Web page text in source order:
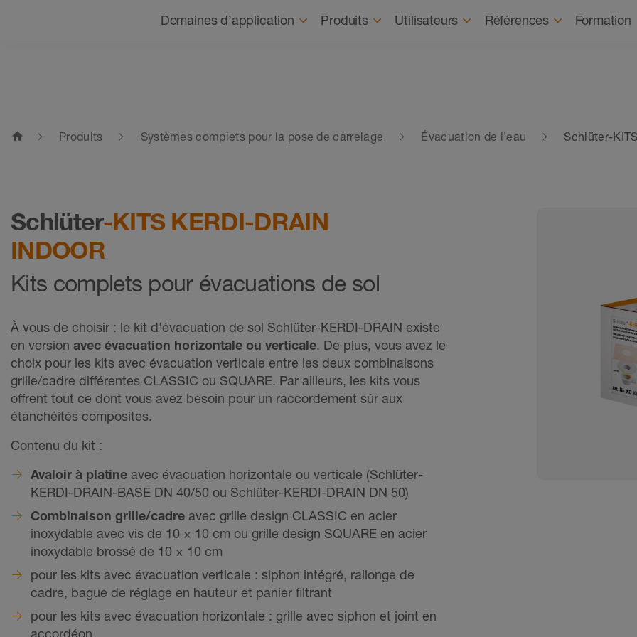
Recrutement À
Domaines d’application Produits Utilisateurs Références Formation
home Produits Systèmes complets pour la pose de carrelage Évacuation de l’eau Schlüter-
Schlüter-KITS KERDI-DRAIN
INDOOR
Kits complets pour évacuations de sol
À vous de choisir : le kit d'évacuation de sol Schlüter-KERDI-DRAIN existe
en version avec évacuation horizontale ou verticale. De plus, vous avez le
choix pour les kits avec évacuation verticale entre les deux combinaisons
grille/cadre différentes CLASSIC ou SQUARE. Par ailleurs, les kits vous
offrent tout ce dont vous avez besoin pour un raccordement sûr aux
étanchéités composites.
Contenu du kit :
Avaloir à platine avec évacuation horizontale ou verticale (Schlüter-
KERDI-DRAIN-BASE DN 40/50 ou Schlüter-KERDI-DRAIN DN 50)
Combinaison grille/cadre avec grille design CLASSIC en acier
inoxydable avec vis de 10 × 10 cm ou grille design SQUARE en acier
inoxydable brossé de 10 × 10 cm
pour les kits avec évacuation verticale : siphon intégré, rallonge de
cadre, bague de réglage en hauteur et panier filtrant
pour les kits avec évacuation horizontale : grille avec siphon et joint en
accordéon